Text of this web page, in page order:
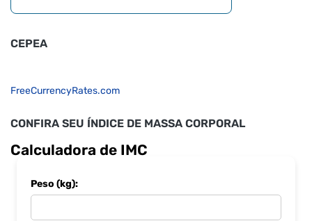
CEPEA
FreeCurrencyRates.com
CONFIRA SEU ÍNDICE DE MASSA CORPORAL
Calculadora de IMC
Peso (kg):